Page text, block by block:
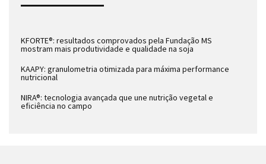
KFORTE®: resultados comprovados pela Fundação MS
mostram mais produtividade e qualidade na soja
KAAPY: granulometria otimizada para máxima performance
nutricional
NIRA®: tecnologia avançada que une nutrição vegetal e
eficiência no campo